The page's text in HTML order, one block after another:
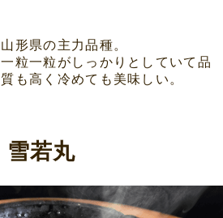
山形県の主力品種。
一粒一粒がしっかりとしていて品
質も高く冷めても美味しい。
雪若丸